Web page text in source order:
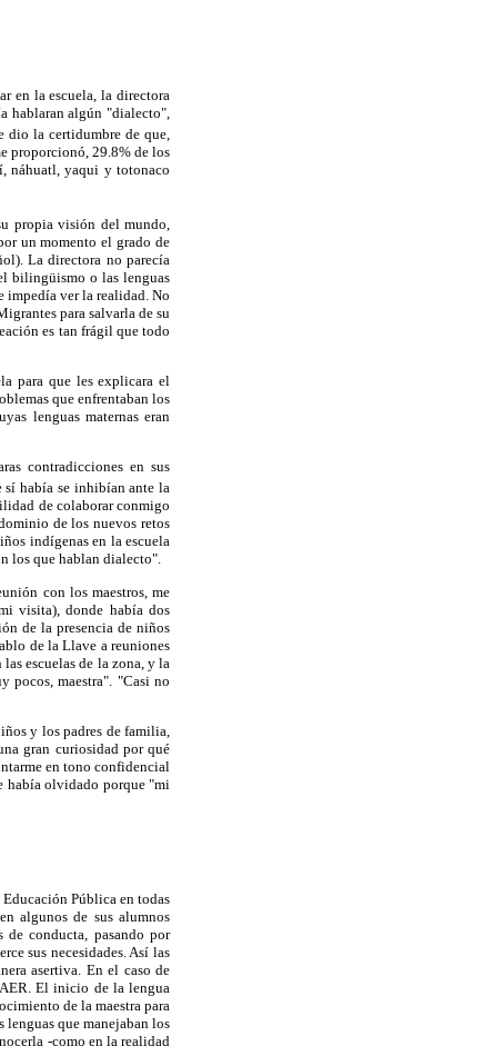
en la escuela, la directora
hablaran algún "dialecto",
dio la certidumbre de que,
proporcionó, 29.8% de los
náhuatl, yaqui y totonaco
propia visión del mundo,
un momento el grado de
La directora no parecía
bilingüismo o las lenguas
impedía ver la realidad. No
para salvarla de su
es tan frágil que todo
para que les explicara el
que enfrentaban los
lenguas maternas eran
contradicciones en sus
sí había se inhibían ante la
de colaborar conmigo
de los nuevos retos
indígenas en la escuela
los que hablan dialecto".
con los maestros, me
visita), donde había dos
de la presencia de niños
de la Llave a reuniones
escuelas de la zona, y la
pocos, maestra". "Casi no
y los padres de familia,
gran curiosidad por qué
en tono confidencial
había olvidado porque "mi
Pública en todas
algunos de sus alumnos
de conducta, pasando por
sus necesidades. Así las
asertiva. En el caso de
El inicio de la lengua
de la maestra para
lenguas que manejaban los
-como en la realidad